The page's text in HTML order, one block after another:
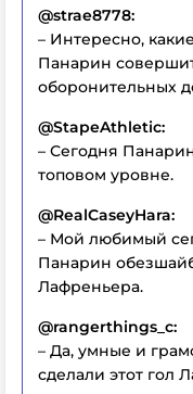
@strae8778:
– Интересно,
Панарин
оборонительных
@StapeAthletic:
– Сегодня
топовом уровне.
@RealCaseyHara:
– Мой любимый
Панарин
Лафреньера.
@rangerthings_c:
– Да, умные и
сделали этот гол